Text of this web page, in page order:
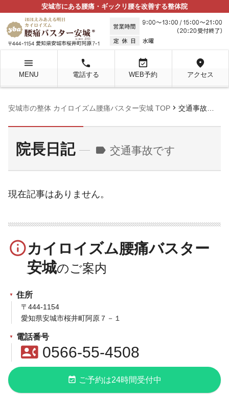
安城市にある腰痛・ギックリ腰を改善する整体院
menu
MENU
local_phone
電話する
event_available
WEB予約
location_on
アクセス
安城市の整体 カイロイズム腰痛バスター安城 TOP chevron_right 交通事故です
院長日記 label 交通事故です
現在記事はありません。
info_outlineカイロイズム腰痛バスター
安城
住所
〒444-1154
愛知県安城市桜井町阿原７－１
電話番号
contact_phone0566-55-4508
event_available ご予約は24時間受付中